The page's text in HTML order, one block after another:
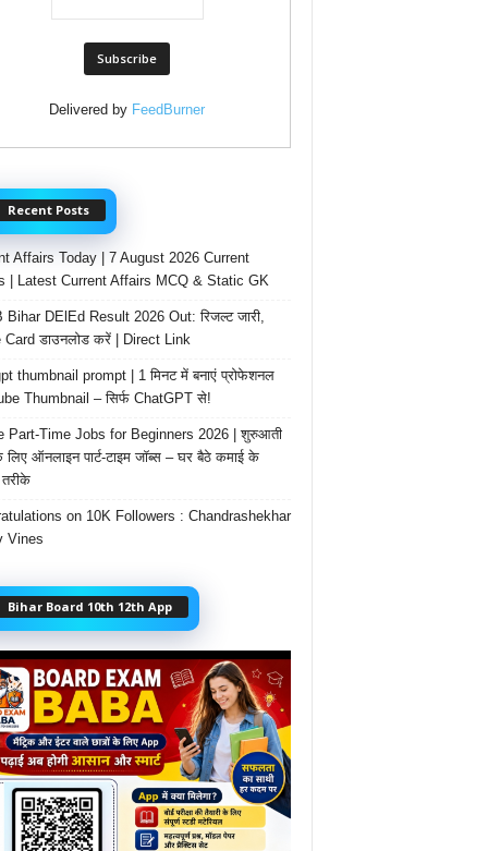
Delivered by FeedBurner
Recent Posts
Affairs Today | 7 August 2026 Current
| Latest Current Affairs MCQ & Static GK
Bihar DElEd Result 2026 Out: रिजल्ट जारी,
Card डाउनलोड करें | Direct Link
thumbnail prompt | 1 मिनट में बनाएं प्रोफेशनल
Thumbnail – सिर्फ ChatGPT से!
Part-Time Jobs for Beginners 2026 | शुरुआती
लिए ऑनलाइन पार्ट-टाइम जॉब्स – घर बैठे कमाई के
on 10K Followers : Chandrashekhar
Vines
Bihar Board 10th 12th App